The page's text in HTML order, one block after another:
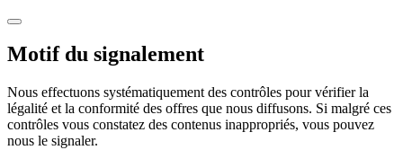
Motif du signalement
Nous effectuons systématiquement des contrôles pour vérifier la
légalité et la conformité des offres que nous diffusons. Si malgré ces
contrôles vous constatez des contenus inappropriés, vous pouvez
nous le signaler.